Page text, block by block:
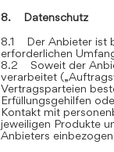
8. Datenschutz
8.1 Der Anbieter ist
erforderlichen
8.2 Soweit der
verarbeitet
Vertragsparteien
Erfüllungsgehilfen
Kontakt mit
jeweiligen Produkte
Anbieters